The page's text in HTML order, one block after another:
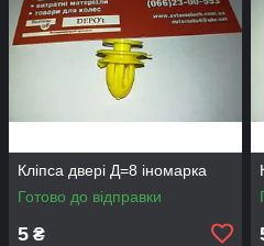
Кліпса двері Д=8 іномарка
Готово до відправки
5 ₴